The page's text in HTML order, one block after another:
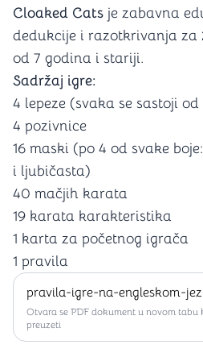
Cloaked Cats je zabavna
dedukcije i razotkrivanja za
od 7 godina i stariji.
Sadržaj igre:
4 lepeze (svaka se sastoji
4 pozivnice
16 maski (po 4 od svake
i ljubičasta)
40 mačjih karata
19 karata karakteristika
1 karta za početnog igrača
1 pravila
pravila-igre-na-engleskom-
Otvara se PDF dokument u novom tabu
preuzeti